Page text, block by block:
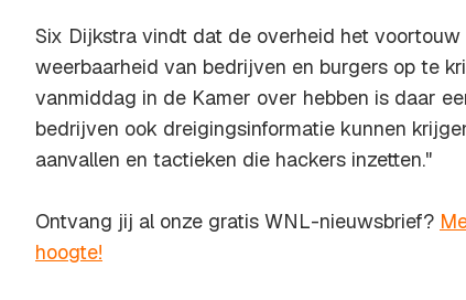
Six Dijkstra vindt dat de overheid het
weerbaarheid van bedrijven en burgers op te
vanmiddag in de Kamer over hebben is daar
bedrijven ook dreigingsinformatie kunnen
aanvallen en tactieken die hackers inzetten."
Ontvang jij al onze gratis WNL-nieuwsbrief?
hoogte!